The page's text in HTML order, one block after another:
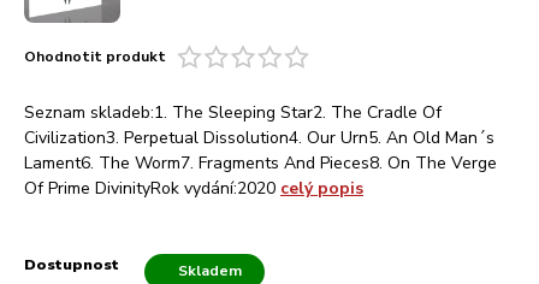
Ohodnotit produkt
Seznam skladeb:1. The Sleeping Star2. The Cradle Of
Civilization3. Perpetual Dissolution4. Our Urn5. An Old Man´s
Lament6. The Worm7. Fragments And Pieces8. On The Verge
Of Prime DivinityRok vydání:2020 celý popis
Dostupnost Skladem